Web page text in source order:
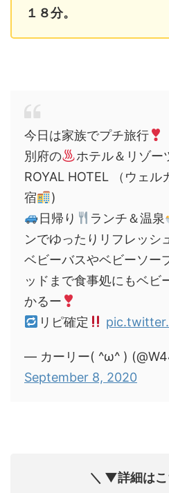
１８分。
今日は家族でプチ旅行
別府の
ホテル＆リゾー
ROYAL HOTEL （ウェル
宿
)
日帰り
ランチ＆温泉
ンでゆったりリフレッシ
ベビーバスやベビーソー
ッドまで食事処にもベビ
かるー
リピ確定
— カーリー( ^ω^ )
September 8, 2020
＼ ▼詳細は